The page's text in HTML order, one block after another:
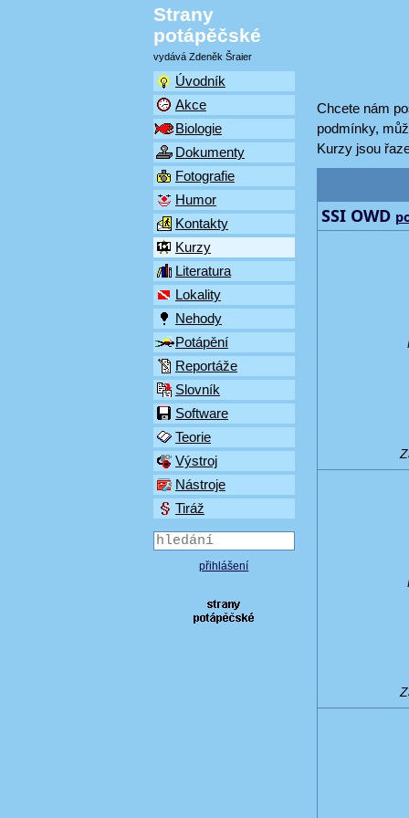
Strany
potápěčské
vydává Zdeněk Šraier
Úvodník
Akce
Biologie
Dokumenty
Fotografie
Humor
Kontakty
Kurzy
Literatura
Lokality
Nehody
Potápění
Reportáže
Slovník
Software
Teorie
Výstroj
Nástroje
Tiráž
přihlášení
Chcete nám
podmínky,
Kurzy jsou
SSI OWD